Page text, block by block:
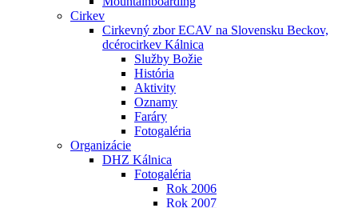
Cirkev
Cirkevný zbor ECAV na Slovensku Beckov,
dcérocirkev Kálnica
Služby Božie
História
Aktivity
Oznamy
Faráry
Fotogaléria
Organizácie
DHZ Kálnica
Fotogaléria
Rok 2006
Rok 2007